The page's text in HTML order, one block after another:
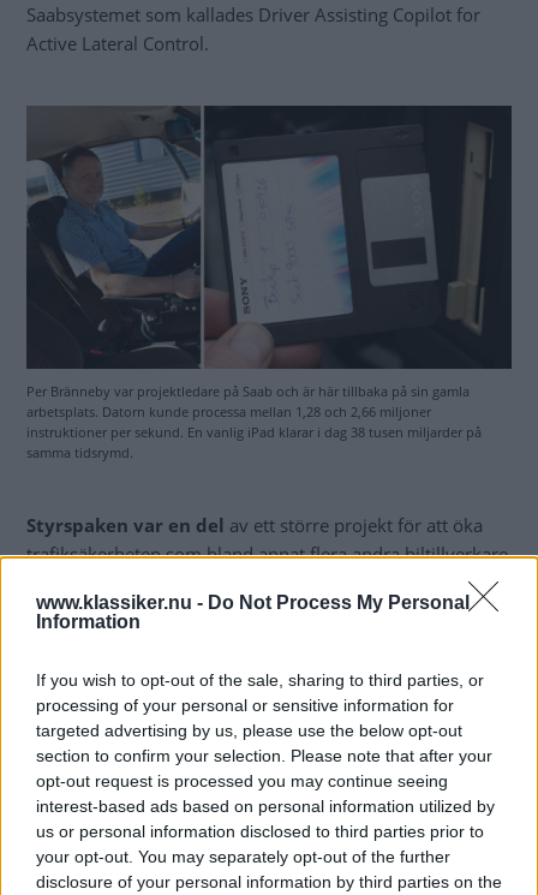
www.klassiker.nu - Do Not Process My Personal
Information
If you wish to opt-out of the sale, sharing to third parties, or
processing of your personal or sensitive information for
targeted advertising by us, please use the below opt-out
section to confirm your selection. Please note that after your
opt-out request is processed you may continue seeing
interest-based ads based on personal information utilized by
us or personal information disclosed to third parties prior to
your opt-out. You may separately opt-out of the further
disclosure of your personal information by third parties on the
Saabsystemet som kallades Driver Assisting Copilot for
Active Lateral Control.
Per Bränneby var projektledare på Saab och är här tillbaka på sin gamla
arbetsplats. Datorn kunde processa mellan 1,28 och 2,66 miljoner
instruktioner per sekund. En vanlig iPad klarar i dag 38 tusen miljarder på
samma tidsrymd.
Styrspaken var en del av ett större projekt för att öka
trafiksäkerheten som bland annat flera andra biltillverkare
uppmärksamhet och knöt an till bolagets arv som
”Redan i tredje kurvan på testbanan känns det som att det
här med ratt bara var en löjlig parentes på dryga 120 år.
Det är mindblowing”, skriver Claes Johansson.
Mer om tekniken bakom styrspaken och hur projektet
blev till kan du läsa i senaste utgåvan av Saab Cars
Magazine.